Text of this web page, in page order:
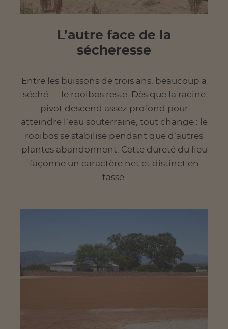
L’autre face de la
sécheresse
Entre les buissons de trois ans, beaucoup a
séché — le rooibos reste. Dès que la racine
pivot descend assez profond pour
atteindre l’eau souterraine, tout change : le
rooibos se stabilise pendant que d’autres
plantes abandonnent. Cette dureté du lieu
façonne un caractère net et distinct en
tasse.